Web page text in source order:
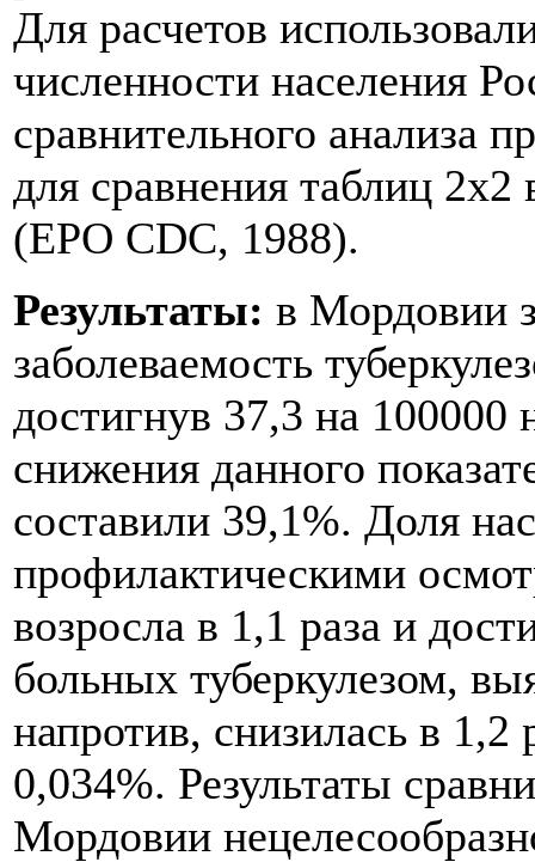
Для расчетов
численности населения
сравнительного анализа
для сравнения таблиц
(EPO CDC, 1988).
Результаты: в Мордовии
заболеваемость
достигнув 37,3 на
снижения данного
составили 39,1%. Доля
профилактическими
возросла в 1,1 раза и
больных туберкулезом,
напротив, снизилась в 1,2
0,034%. Результаты
Мордовии